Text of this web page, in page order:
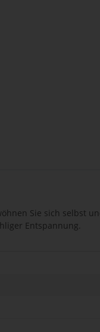
Sie sich selbst
Entspannung.